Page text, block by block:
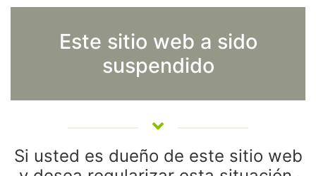
Este sitio web a sido
suspendido
Si usted es dueño de este sitio web